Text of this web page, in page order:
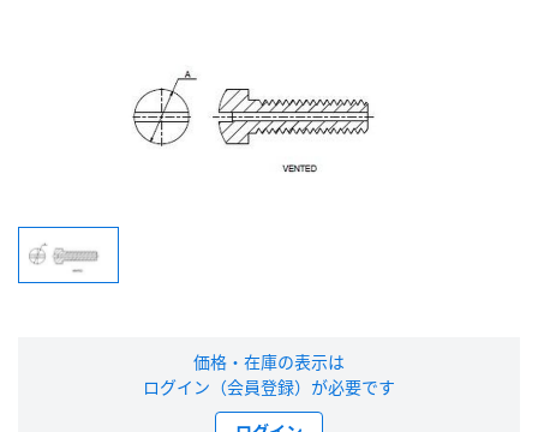
価格・在庫の表示は
ログイン（会員登録）が必要です
※新規会員登録をお申し込み頂いてから本登録となるまで、数日間かかる場合